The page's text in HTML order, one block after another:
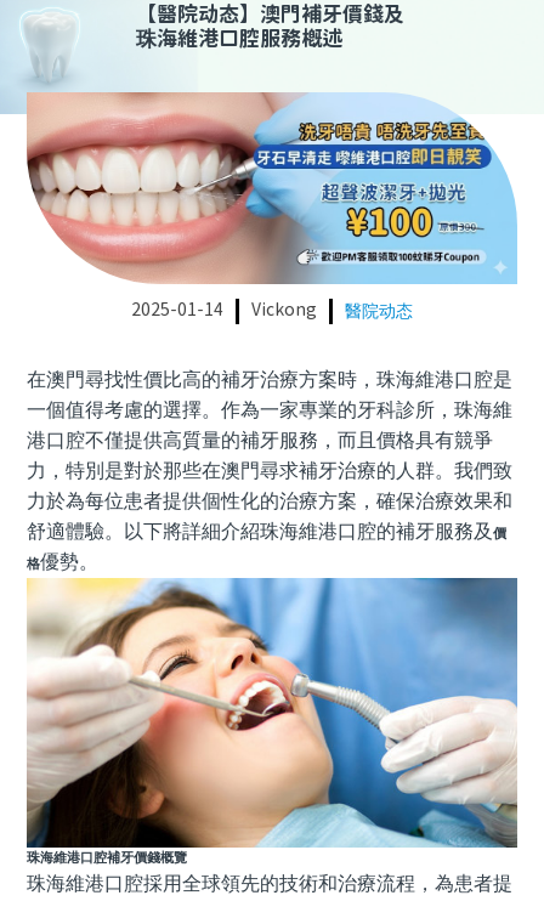
【醫院动态】 澳門補牙價錢及
珠海維港口腔服務概述
2025-01-14 Vickong 醫院动态
在澳門尋找性價比高的補牙治療方案時，珠海維港口腔是
一個值得考慮的選擇。作為一家專業的牙科診所，珠海維
港口腔不僅提供高質量的補牙服務，而且價格具有競爭
力，特別是對於那些在澳門尋求補牙治療的人群。我們致
力於為每位患者提供個性化的治療方案，確保治療效果和
舒適體驗。以下將詳細介紹珠海維港口腔的補牙服務及價
格優勢。
珠海維港口腔補牙價錢概覽
珠海維港口腔採用全球領先的技術和治療流程，為患者提